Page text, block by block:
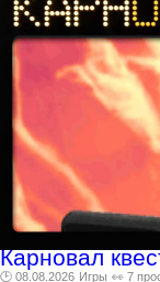
Карновал
🕑 08.08.2026 Игры 👀 7